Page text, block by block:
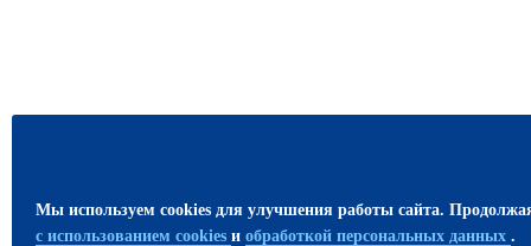
Мы используем cookies для улучшения работы сайта.
с использованием cookies и обработкой персональных данных .